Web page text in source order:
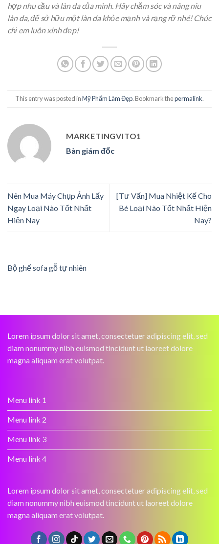
hợp nhu cầu và làn da của mình. Hãy chăm sóc và nâng niu
làn da, để sở hữu một làn da khỏe mạnh và rạng rỡ nhé! Chúc
chị em luôn xinh đẹp!
This entry was posted inMỹ Phẩm Làm Đẹp. Bookmark thepermalink.
MARKETINGVITO1
Bàn giám đốc
Nên Mua Máy Chụp Ảnh Lấy
Ngay Loại Nào Tốt Nhất
Hiện Nay
[Tư Vấn] Mua Nhiệt Kế Cho
Bé Loại Nào Tốt Nhất Hiện
Nay?
Bộ ghế sofa gỗ tự nhiên
Lorem ipsum dolor sit amet, consectetuer adipiscing elit, sed
diam nonummy nibh euismod tincidunt ut laoreet dolore
magna aliquam erat volutpat.
Menu link 1
Menu link 2
Menu link 3
Menu link 4
Lorem ipsum dolor sit amet, consectetuer adipiscing elit, sed
diam nonummy nibh euismod tincidunt ut laoreet dolore
magna aliquam erat volutpat.